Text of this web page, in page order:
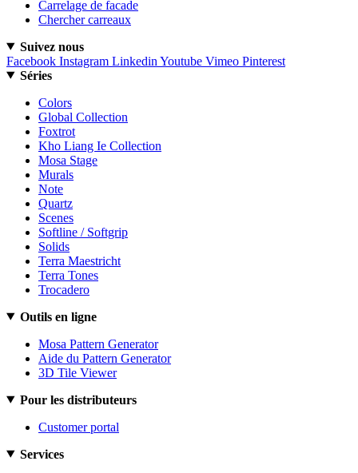
Carrelage de facade
Chercher carreaux
Suivez nous
Facebook Instagram Linkedin Youtube Vimeo Pinterest
Séries
Colors
Global Collection
Foxtrot
Kho Liang Ie Collection
Mosa Stage
Murals
Note
Quartz
Scenes
Softline / Softgrip
Solids
Terra Maestricht
Terra Tones
Trocadero
Outils en ligne
Mosa Pattern Generator
Aide du Pattern Generator
3D Tile Viewer
Pour les distributeurs
Customer portal
Services